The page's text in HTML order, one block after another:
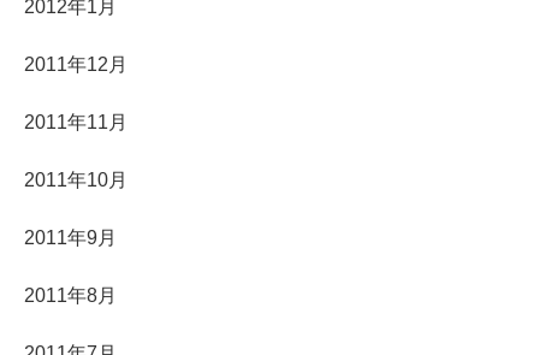
2012年1月
2011年12月
2011年11月
2011年10月
2011年9月
2011年8月